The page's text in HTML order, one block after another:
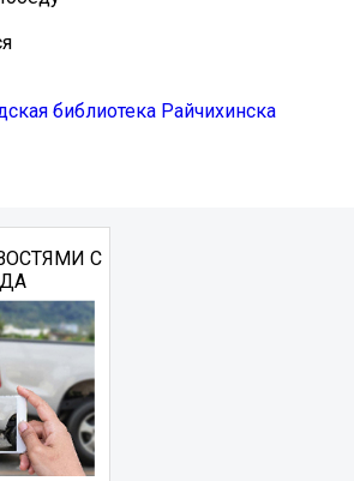
библиотека Райчихинска
С